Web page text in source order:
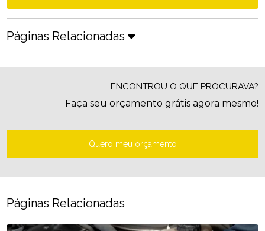
Páginas Relacionadas
ENCONTROU O QUE PROCURAVA?
Faça seu orçamento grátis agora mesmo!
Quero meu orçamento
Páginas Relacionadas